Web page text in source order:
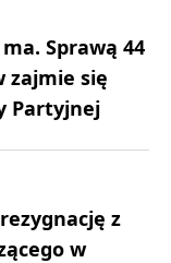
Sprawą 44
zajmie się
Partyjnej
z
w